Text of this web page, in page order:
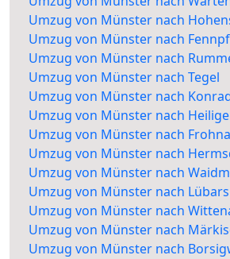
Umzug von Münster nach
Umzug von Münster nach
Umzug von Münster nach
Umzug von Münster nach Tegel
Umzug von Münster nach
Umzug von Münster nach
Umzug von Münster nach
Umzug von Münster nach
Umzug von Münster nach
Umzug von Münster nach Lübars
Umzug von Münster nach
Umzug von Münster nach
Umzug von Münster nach